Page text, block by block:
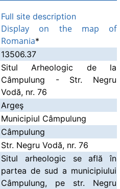
Full site description
Display on the map of
Romania*
13506.37
Situl Arheologic de la
Câmpulung - Str. Negru
Vodă, nr. 76
Argeş
Municipiul Câmpulung
Câmpulung
Str. Negru Vodă, nr. 76
Situl arheologic se află în
partea de sud a municipiului
Câmpulung, pe str. Negru